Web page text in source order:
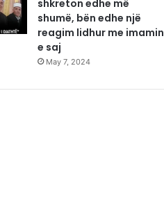
shkreton edhe më
shumë, bën edhe një
reagim lidhur me imamin
e saj
May 7, 2024